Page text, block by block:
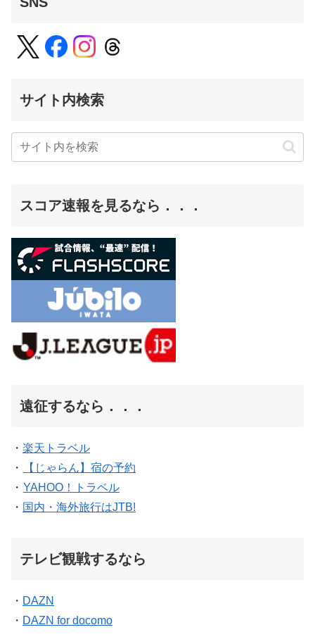
サイト内検索
スコア速報を見るなら．．．
遠征するなら．．．
・ 楽天トラベル
・
【じゃらん】宿の予約
・ YAHOO！トラベル
・ 国内・海外旅行はJTB!
テレビ観戦するなら
・ DAZN
・ DAZN for docomo